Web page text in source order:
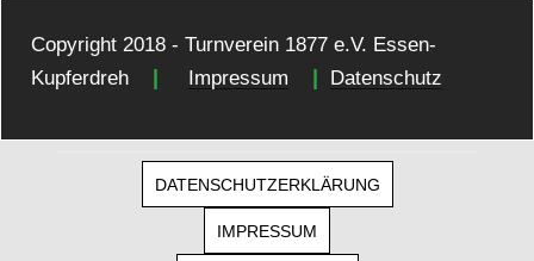
Copyright 2018 - Turnverein 1877 e.V. Essen-
Kupferdreh
| Impressum | Datenschutz
DATENSCHUTZERKLÄRUNG
IMPRESSUM